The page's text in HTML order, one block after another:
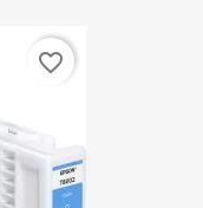
favorite_border